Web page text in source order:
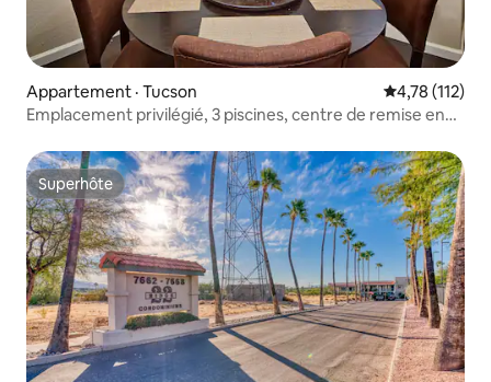
Appartement · Tucson Note
4,78 (112)
Emplacement privilégié, 3 piscines, centre de remise en
Superhôte
Superhôte